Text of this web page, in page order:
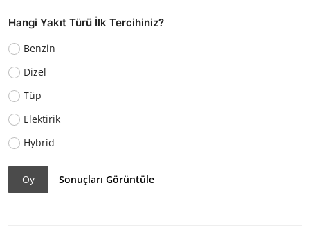
Hangi Yakıt Türü İlk Tercihiniz?
Benzin
Dizel
Tüp
Elektirik
Hybrid
Oy Sonuçları Görüntüle